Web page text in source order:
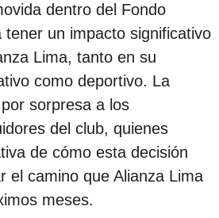
dentro del Fondo
tener un impacto significativo
Lima, tanto en su
como deportivo. La
sorpresa a los
del club, quienes
de cómo esta decisión
el camino que Alianza Lima
meses.